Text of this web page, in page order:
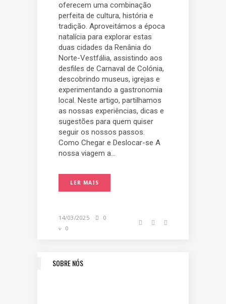
oferecem uma combinação
perfeita de cultura, história e
tradição. Aproveitámos a época
natalícia para explorar estas
duas cidades da Renânia do
Norte-Vestfália, assistindo aos
desfiles de Carnaval de Colónia,
descobrindo museus, igrejas e
experimentando a gastronomia
local. Neste artigo, partilhamos
as nossas experiências, dicas e
sugestões para quem quiser
seguir os nossos passos.
Como Chegar e Deslocar-se A
nossa viagem a...
LER MAIS
14/03/2025
0
0
SOBRE NÓS